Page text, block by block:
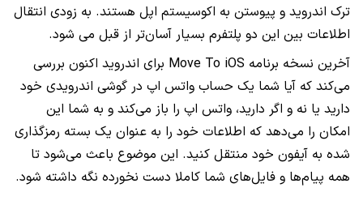
ترک اندروید و پیوستن به اکوسیستم اپل هستند. به زودی انتقال
اطلاعات بین این دو پلتفرم بسیار آسان‌تر از قبل می شود.
آخرین نسخه برنامه Move To iOS برای اندروید اکنون بررسی
می‌کند که آیا شما یک حساب واتس اپ در گوشی اندرویدی خود
دارید یا نه و اگر دارید، واتس اپ را باز می‌کند و به شما این
امکان را می‌دهد که اطلاعات خود را به عنوان یک بسته رمزگذاری
شده به آیفون خود منتقل کنید. این موضوع باعث می‌شود تا
همه پیام‌ها و فایل‌های شما کاملا دست نخورده نگه داشته شود.